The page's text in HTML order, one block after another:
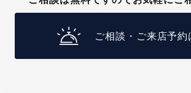
ご相談・ご来店予約